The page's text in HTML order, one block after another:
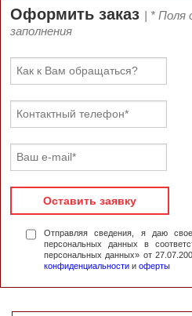
Оформить заказ | * Поля
заполнения
Оставить заявку
Отправляя сведения, я даю
персональных данных в
персональных данных» от
конфиденциальности и оферты